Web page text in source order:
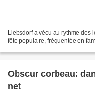
Liebsdorf a vécu au rythme des
fête populaire, fréquentée en
Obscur corbeau:
net